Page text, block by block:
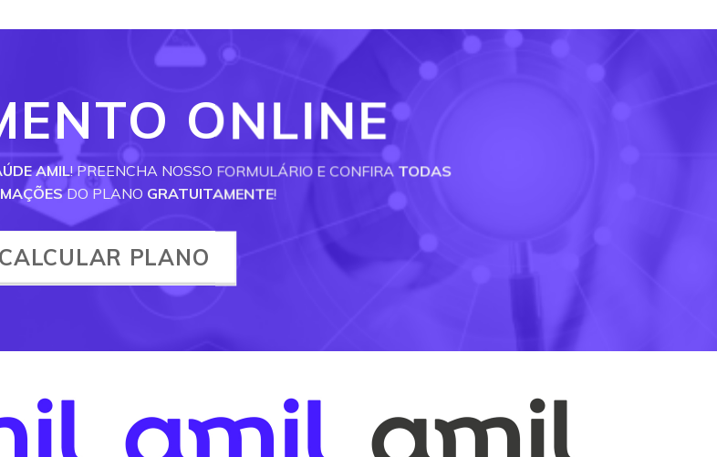
ONLINE
AMIL! PREENCHA NOSSO FORMULÁRIO E CONFIRA TODAS
DO PLANO GRATUITAMENTE!
CALCULAR PLANO